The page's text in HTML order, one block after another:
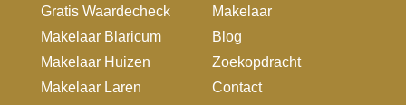
Gratis Waardecheck
Makelaar Blaricum
Makelaar Huizen
Makelaar Laren
Makelaar
Blog
Zoekopdracht
Contact